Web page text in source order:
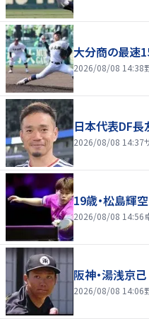
大分商の最速
2026/08/08 14:38
日本代表DF
2026/08/08 14:37
19歳・松島輝
2026/08/08 14:56
阪神・湯浅京
2026/08/08 14:06